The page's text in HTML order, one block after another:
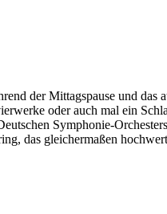
der Mittagspause und
oder auch mal ein
Symphonie-
das gleichermaßen